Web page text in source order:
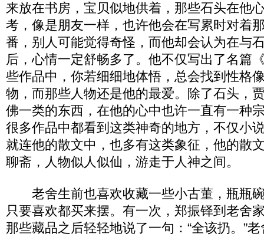
来放在书房，宝贝似地供着，那些石头在他
考，像是朋友一样，也许他会在写累时对着
番，别人可能觉得奇怪，而他却会认为在与
后，心情一定舒畅多了。他不仅写出了名篇
些作品中，你若细细地体悟，总会找到性格
物，而那些人物还是他的最爱。除了石头，
佛一类的东西，在他的心中也许一直有一种
很多作品中都看到这类神奇的地方，不仅小
就连他的散文中，也多有这类象征，他的散
聊斋，人物似人似仙，游走于人神之间。
老舍生前也喜欢收藏一些小古董，瓶瓶
只要喜欢都买来摆。有一次，郑振铎到老舍
那些藏品之后轻轻地说了一句：“全该扔。”